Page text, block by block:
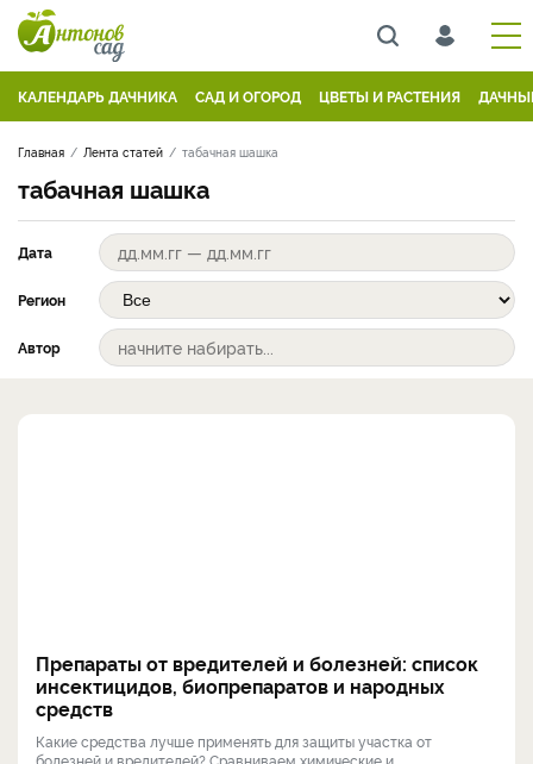
КАЛЕНДАРЬ ДАЧНИКА САД И ОГОРОД ЦВЕТЫ И РАСТЕНИЯ
Главная Лента статей табачная шашка
табачная шашка
Дата
Регион
Автор
Препараты от вредителей и болезней: список
инсектицидов, биопрепаратов и народных
средств
Какие средства лучше применять для защиты участка от
болезней и вредителей? Сравниваем химические и